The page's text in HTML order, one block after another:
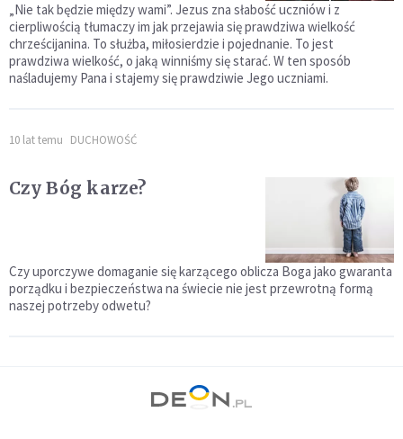
„Nie tak będzie między wami”. Jezus zna słabość uczniów i z
cierpliwością tłumaczy im jak przejawia się prawdziwa wielkość
chrześcijanina. To służba, miłosierdzie i pojednanie. To jest
prawdziwa wielkość, o jaką winniśmy się starać. W ten sposób
naśladujemy Pana i stajemy się prawdziwie Jego uczniami.
10 lat temu DUCHOWOŚĆ
Czy Bóg karze?
Czy uporczywe domaganie się karzącego oblicza Boga jako gwaranta
porządku i bezpieczeństwa na świecie nie jest przewrotną formą
naszej potrzeby odwetu?